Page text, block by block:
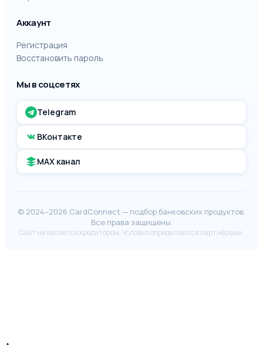
Аккаунт
Регистрация
Восстановить пароль
Мы в соцсетях
Telegram
ВКонтакте
MAX канал
© 2024–2026 CardConnect — подбор банковских продуктов.
Все права защищены.
Сайт не является кредитором. Условия определяются партнёрами.